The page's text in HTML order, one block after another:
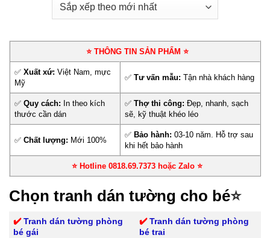
⭐ THÔNG TIN SẢN PHẨM ⭐
✅Xuất xứ: Việt Nam, mực
Mỹ
✅Tư vấn mẫu: Tận nhà khách hàng
✅Quy cách: In theo kích
thước cần dán
✅Thợ thi công: Đẹp, nhanh, sạch
sẽ, kỹ thuật khéo léo
✅Chất lượng: Mới 100%
✅Bảo hành: 03-10 năm. Hỗ trợ sau
khi hết bảo hành
⭐ Hotline 0818.69.7373 hoặc Zalo ⭐
Chọn tranh dán tường cho bé⭐
✔️Tranh dán tường phòng
bé gái
✔️Tranh dán tường phòng
bé trai